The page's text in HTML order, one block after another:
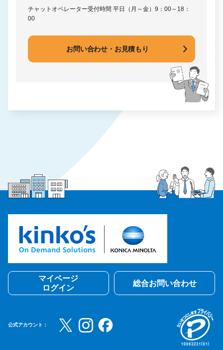
チャットオペレーター受付時間 平日（月～金）9：00～18：
00
お問い合わせ・お見積もり
マイページ
ログイン
総合お問い合わせ
公式アカウント：